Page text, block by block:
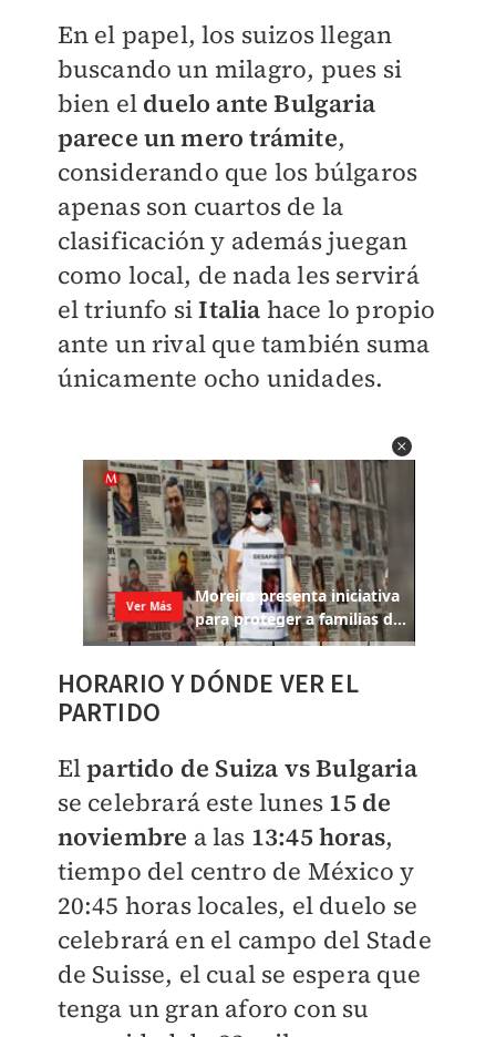
En el papel, los suizos llegan
buscando un milagro, pues si
bien el duelo ante Bulgaria
parece un mero trámite,
considerando que los búlgaros
apenas son cuartos de la
clasificación y además juegan
como local, de nada les servirá
el triunfo siItalia hace lo propio
ante un rival que también suma
únicamente ocho unidades.
HORARIO Y DÓNDE VER EL
PARTIDO
Elpartido de Suiza vs Bulgaria
se celebrará este lunes 15 de
noviembre a las 13:45 horas,
tiempo del centro de México y
20:45 horas locales, el duelo se
celebrará en el campo del Stade
de Suisse, el cual se espera que
tenga un gran aforo con su